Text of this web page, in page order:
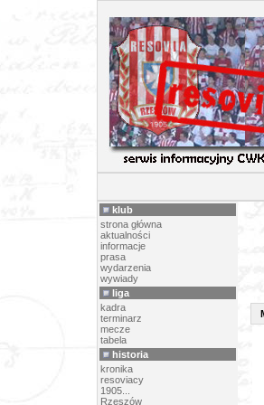
klub
strona główna
aktualności
informacje
prasa
wydarzenia
wywiady
liga
kadra
terminarz
mecze
tabela
historia
kronika
resoviacy
1905...
Rzeszów